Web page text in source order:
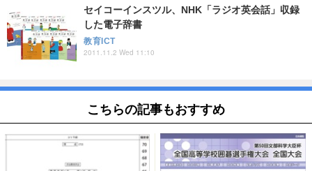
セイコーインスツル、NHK「ラジオ英会話」収録
した電子辞書
教育ICT
2011.11.2 Wed 11:10
こちらの記事もおすすめ